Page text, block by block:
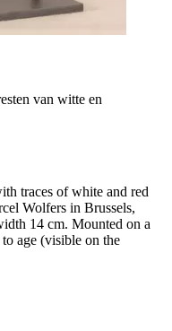
van witte en
traces of white and red
Wolfers in Brussels,
14 cm. Mounted on a
age (visible on the